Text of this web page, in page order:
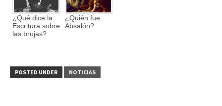
¿Qué dice la
Escritura sobre
las brujas?
¿Quién fue
Absalón?
POSTED UNDER NOTICIAS